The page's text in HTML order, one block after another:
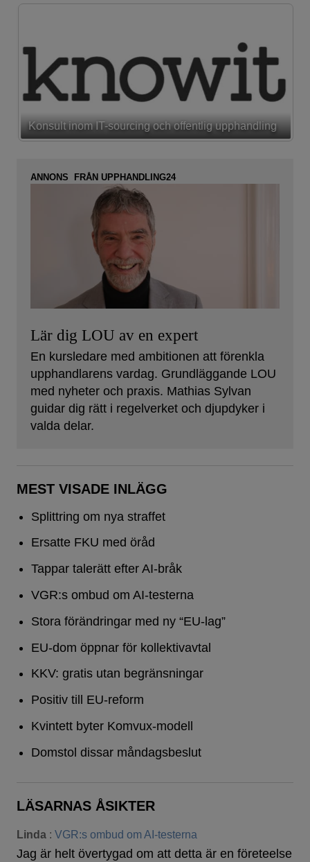
Konsult inom IT-sourcing och offentlig upphandling
ANNONS FRÅN UPPHANDLING24
Lär dig LOU av en expert
En kursledare med ambitionen att förenkla
upphandlarens vardag. Grundläggande LOU
med nyheter och praxis. Mathias Sylvan
guidar dig rätt i regelverket och djupdyker i
valda delar.
MEST VISADE INLÄGG
Splittring om nya straffet
Ersatte FKU med öråd
Tappar talerätt efter AI-bråk
VGR:s ombud om AI-testerna
Stora förändringar med ny “EU-lag”
EU-dom öppnar för kollektivavtal
KKV: gratis utan begränsningar
Positiv till EU-reform
Kvintett byter Komvux-modell
Domstol dissar måndagsbeslut
LÄSARNAS ÅSIKTER
Linda : VGR:s ombud om AI-testerna
Jag är helt övertygad om att detta är en företeelse